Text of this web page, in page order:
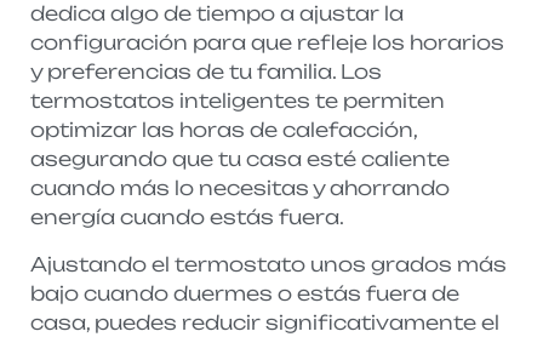
dedica algo de tiempo a ajustar la
configuración para que refleje los horarios
y preferencias de tu familia. Los
termostatos inteligentes te permiten
optimizar las horas de calefacción,
asegurando que tu casa esté caliente
cuando más lo necesitas y ahorrando
energía cuando estás fuera.
Ajustando el termostato unos grados más
bajo cuando duermes o estás fuera de
casa, puedes reducir significativamente el